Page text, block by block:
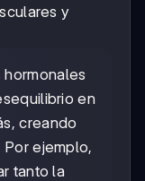
y
hormonales
en
creando
ejemplo,
tanto la